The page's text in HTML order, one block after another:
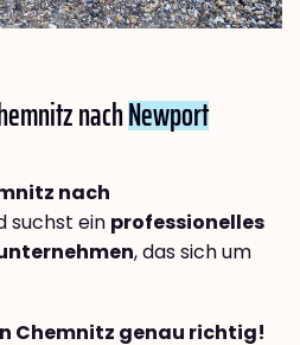
nachNewport
nach
suchst ein professionelles
, das sich um
Chemnitz genau richtig!